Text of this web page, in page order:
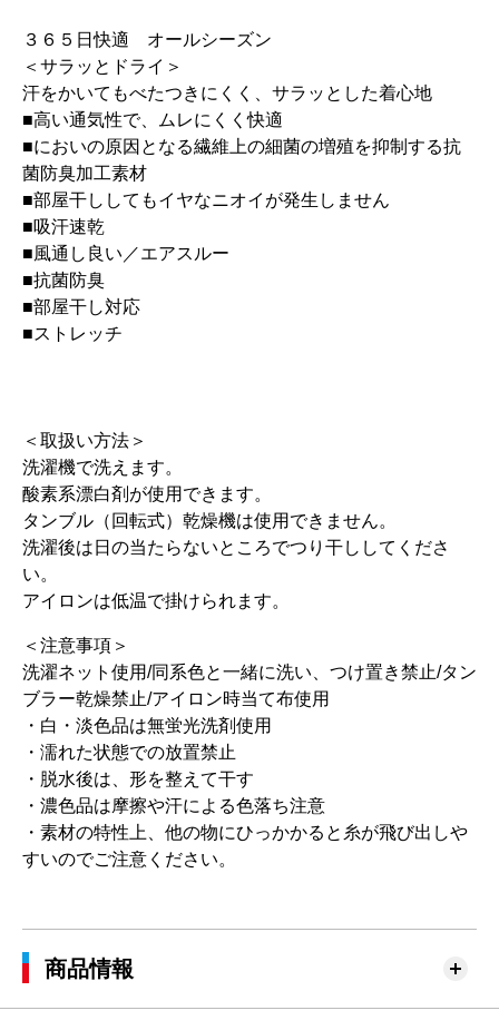
３６５日快適 オールシーズン
＜サラッとドライ＞
汗をかいてもべたつきにくく、サラッとした着心地
■高い通気性で、ムレにくく快適
■においの原因となる繊維上の細菌の増殖を抑制する抗
菌防臭加工素材
■部屋干ししてもイヤなニオイが発生しません
■吸汗速乾
■風通し良い／エアスルー
■抗菌防臭
■部屋干し対応
■ストレッチ
＜取扱い方法＞
洗濯機で洗えます。
酸素系漂白剤が使用できます。
タンブル（回転式）乾燥機は使用できません。
洗濯後は日の当たらないところでつり干ししてくださ
い。
アイロンは低温で掛けられます。
＜注意事項＞
洗濯ネット使用/同系色と一緒に洗い、つけ置き禁止/タン
ブラー乾燥禁止/アイロン時当て布使用
・白・淡色品は無蛍光洗剤使用
・濡れた状態での放置禁止
・脱水後は、形を整えて干す
・濃色品は摩擦や汗による色落ち注意
・素材の特性上、他の物にひっかかると糸が飛び出しや
すいのでご注意ください。
商品情報